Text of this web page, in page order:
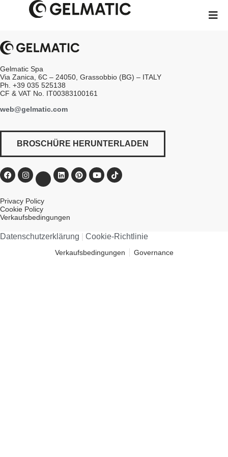
Gelmatic Spa
Via Zanica, 6C – 24050, Grassobbio (BG) – ITALY
Ph. +39 035 525138
CF & VAT No. IT00383100161
web@gelmatic.com
BROSCHÜRE HERUNTERLADEN
Privacy Policy
Cookie Policy
Verkaufsbedingungen
Datenschutzerklärung​ Cookie-Richtlinie​
Verkaufsbedingungen Governance